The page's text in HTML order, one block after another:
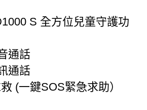
S 全方位兒童守護功
通話
通話
(一鍵SOS緊急求助）